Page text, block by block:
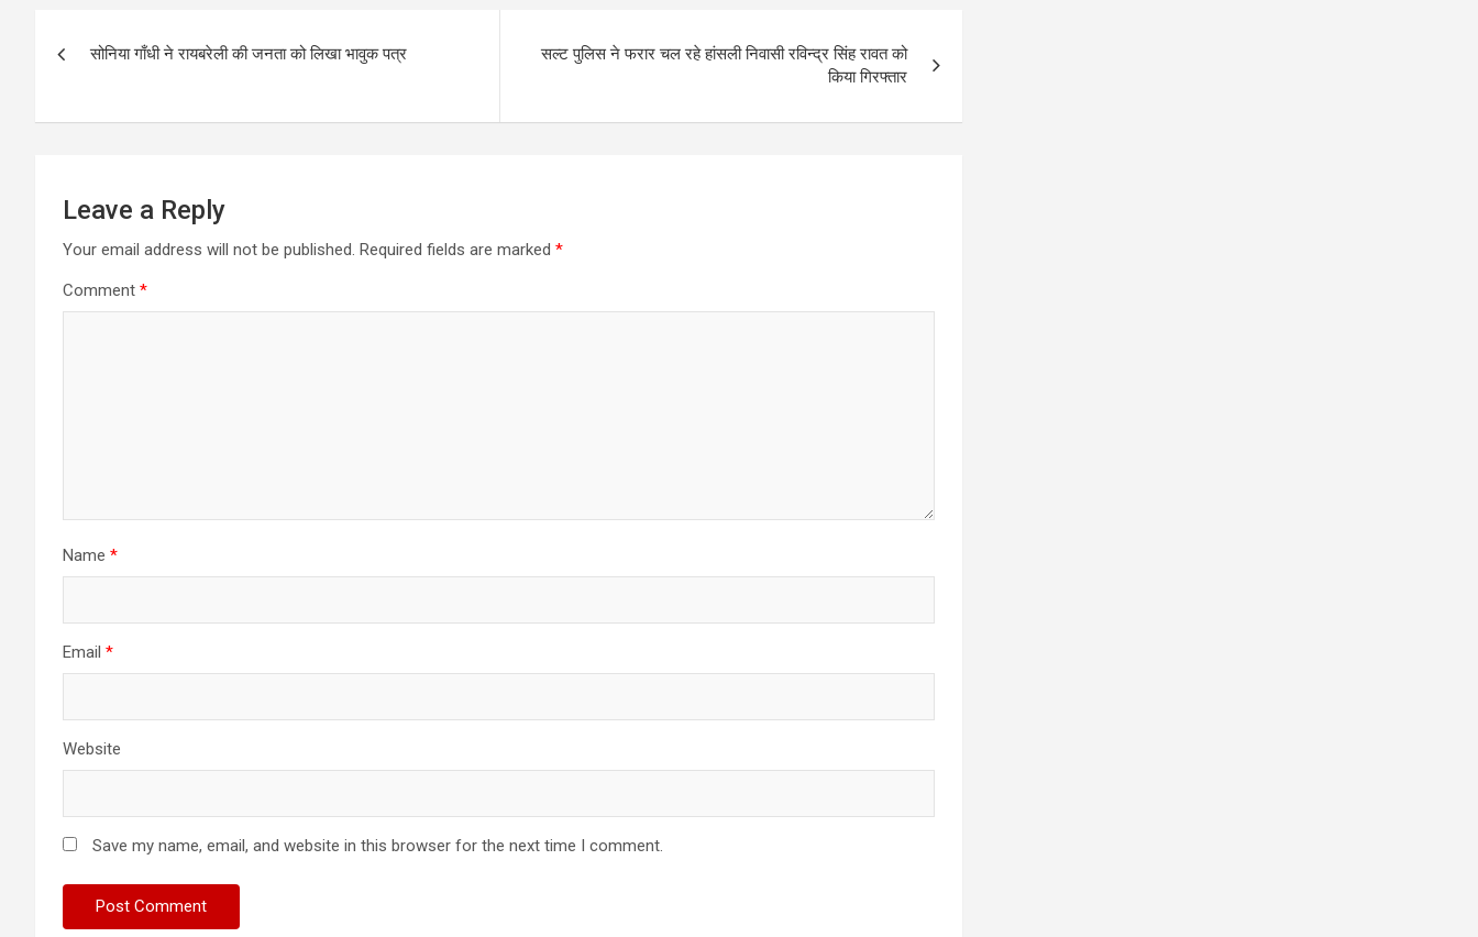
सोनिया गाँधी ने रायबरेली की जनता को लिखा भावुक पत्र
सल्ट पुलिस ने फरार चल रहे हांसली निवासी रविन्द्र सिंह रावत को
किया गिरफ्तार
Leave a Reply
Your email address will not be published. Required fields are marked *
Comment *
Name *
Email *
Website
Save my name, email, and website in this browser for the next time I comment.